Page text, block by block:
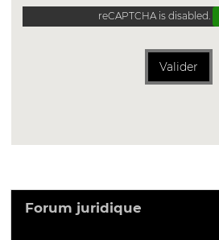
reCAPTCHA is disabled.
Valider
Forum juridique